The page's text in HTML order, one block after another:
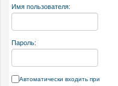
Имя пользователя:
Пароль:
Автоматически входить при